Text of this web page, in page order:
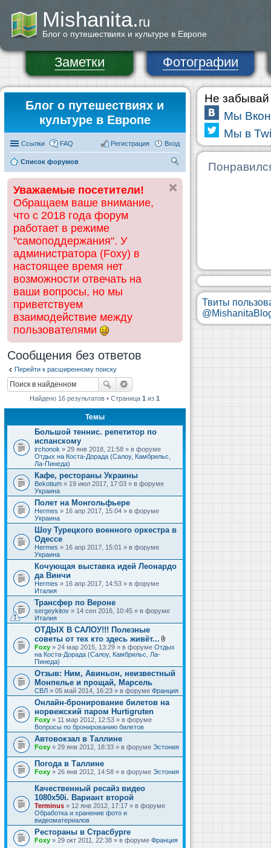
Mishanita.ru
Блог о путешествиях и культуре в Европе
Заметки Фотографии
Блог о путешествиях и
культуре в Европе
Ссылки FAQ Вход
Регистрация
Список форумов
ск
Уважаемые посетители!
Обращаем ваше внимание,
что с 2018 года форум
работает в режиме
"самоподдержания". У
администратора (Foxy) в
настоящее время нет
возможности отвечать на
ваши вопросы, но мы
приветствуем
взаимодействие между
пользователями
Сообщения без ответов
Перейти к расширенному поиску
Найдено 16 результатов • Страница1 из1
Темы
Большой теннис. репетитор по
испанскому
irchonok » 29 янв 2018, 21:58 » в форуме
Отдых на Коста-Дорада (Салоу, Камбрильс,
Ла-Пинеда)
Кафе, рестораны Украины
Bekotium » 19 июл 2017, 17:03 » в форуме
Украина
Полет на Монгольфьере
Hermes » 16 апр 2017, 15:04 » в форуме
Украина
Шоу Турецкого военного оркестра в
Одессе
Hermes » 16 апр 2017, 15:01 » в форуме
Украина
Кочующая выставка идей Леонардо
да Винчи
Hermes » 16 апр 2017, 14:53 » в форуме
Италия
Трансфер по Вероне
sergeykitov » 14 сен 2016, 10:45 » в форуме
Италия
ОТДЫХ В САЛОУ!!! Полезные
советы от тех кто здесь живёт...
В
л
ж
е
и
я
Foxy » 24 мар 2015, 13:29 » в форуме Отдых
на Коста-Дорада (Салоу, Камбрильс, Ла-
Пинеда)
Отзыв: Ним, Авиньон, неизвестный
Монпелье и прощай, Марсель
СВЛ » 05 май 2014, 16:23 » в форуме Франция
Онлайн-бронирование билетов на
норвежский паром Hurtigruten
Foxy » 11 мар 2012, 12:53 » в форуме
Вопросы по бронированию билетов
Автовокзал в Таллине
Foxy » 29 янв 2012, 18:33 » в форуме Эстония
Погода в Таллине
Foxy » 26 янв 2012, 14:58 » в форуме Эстония
Качественный ресайз видео
1080x50i. Вариант второй
Terminus » 12 янв 2012, 17:17 » в форуме
Обработка и хранение фото и
видеоматериалов
Рестораны в Страсбурге
Foxy » 29 окт 2011, 22:38 » в форуме Франция
Не забывай
Мы
Мы в
Твиты